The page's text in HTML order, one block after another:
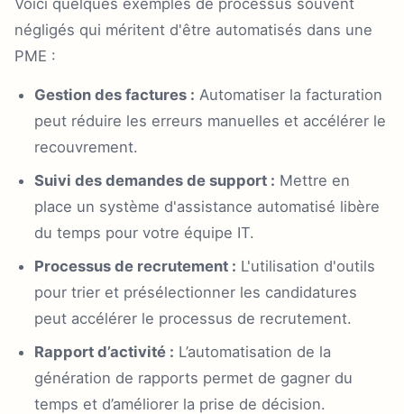
Voici quelques exemples de processus souvent
négligés qui méritent d'être automatisés dans une
PME :
Gestion des factures : Automatiser la facturation
peut réduire les erreurs manuelles et accélérer le
recouvrement.
Suivi des demandes de support : Mettre en
place un système d'assistance automatisé libère
du temps pour votre équipe IT.
Processus de recrutement : L'utilisation d'outils
pour trier et présélectionner les candidatures
peut accélérer le processus de recrutement.
Rapport d’activité : L’automatisation de la
génération de rapports permet de gagner du
temps et d’améliorer la prise de décision.